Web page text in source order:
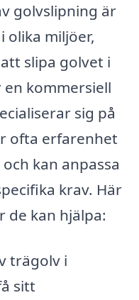
golvslipning är
olika miljöer,
slipa golvet i
kommersiell
sig på
ofta erfarenhet
kan anpassa
krav. Här
de kan hjälpa:
trägolv i
sitt